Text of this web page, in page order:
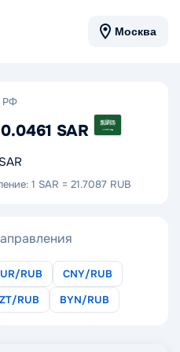
Москва
РФ
0.0461 SAR
1 SAR = 21.7087 RUB
RUB
CNY/RUB
RUB BYN/RUB